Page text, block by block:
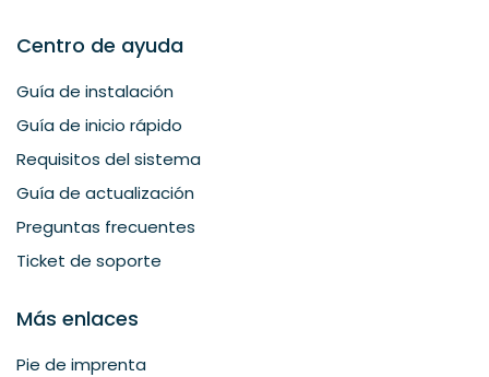
Centro de ayuda
Guía de instalación
Guía de inicio rápido
Requisitos del sistema
Guía de actualización
Preguntas frecuentes
Ticket de soporte
Más enlaces
Pie de imprenta